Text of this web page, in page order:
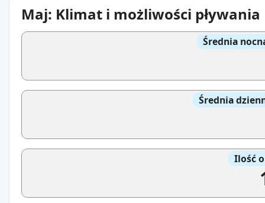
Maj: Klimat i możliwości pływania
Średnia
Średnia
Ilość